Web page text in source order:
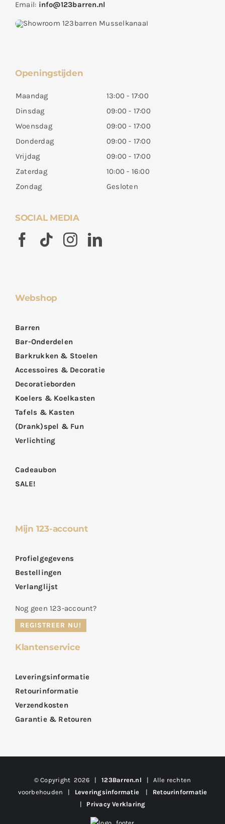
Email: info@123barren.nl
Openingstijden
Maandag
13:00 - 17:00
Dinsdag
09:00 - 17:00
Woensdag
09:00 - 17:00
Donderdag
09:00 - 17:00
Vrijdag
09:00 - 17:00
Zaterdag
10:00 - 16:00
Zondag
Gesloten
SOCIAL MEDIA
Webshop
Barren
Bar-Onderdelen
Barkrukken & Stoelen
Accessoires & Decoratie
Decoratieborden
Koelers & Koelkasten
Tafels & Kasten
(Drank)spel & Fun
Verlichting
Cadeaubon
SALE!
Mijn 123-account
Profielgegevens
Bestellingen
Verlanglijst
Nog geen 123-account?
REGISTREER NU!
Klantenservice
Leveringsinformatie
Retourinformatie
Verzendkosten
Garantie & Retouren
© Copyright 2026 |123Barren.nl | Alle rechten
voorbehouden | Leveringsinformatie | Retourinformatie
| Privacy Verklaring